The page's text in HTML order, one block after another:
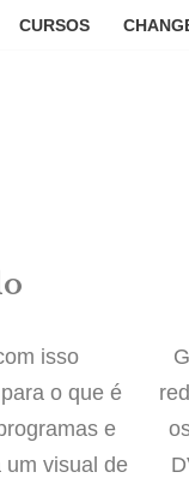
CURSOS
isso
o que é
e
um visual de